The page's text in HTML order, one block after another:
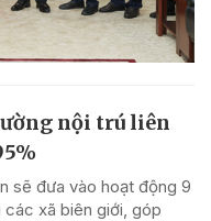
nội trú liên
sẽ đưa vào hoạt động 9
xã biên giới, góp